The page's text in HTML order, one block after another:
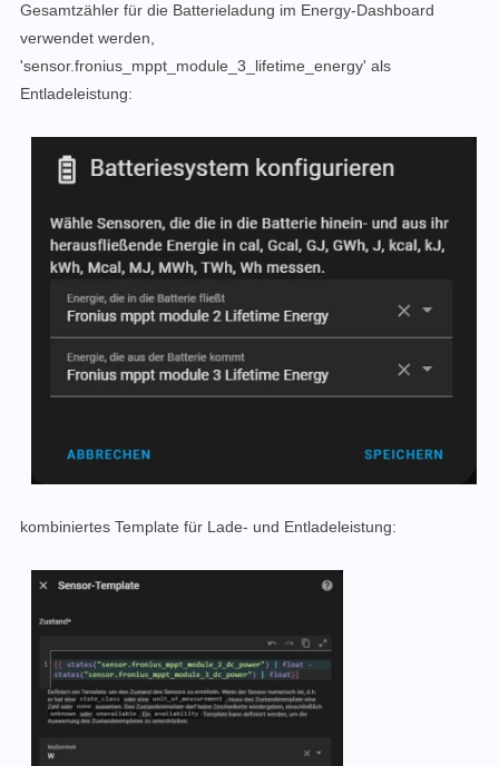
Gesamtzähler für die Batterieladung im Energy-Dashboard
verwendet werden,
'sensor.fronius_mppt_module_3_lifetime_energy' als
Entladeleistung:
kombiniertes Template für Lade- und Entladeleistung: